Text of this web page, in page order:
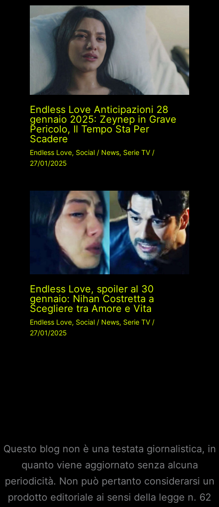
Endless Love Anticipazioni 28
gennaio 2025: Zeynep in Grave
Pericolo, Il Tempo Sta Per
Scadere
Endless Love, Social/ News, Serie TV/
27/01/2025
Endless Love, spoiler al 30
gennaio: Nihan Costretta a
Scegliere tra Amore e Vita
Endless Love, Social/ News, Serie TV/
27/01/2025
Questo blog non è una testata giornalistica, in
quanto viene aggiornato senza alcuna
periodicità. Non può pertanto considerarsi un
prodotto editoriale ai sensi della legge n. 62